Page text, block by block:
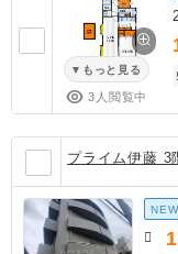
もっと見る
3人閲覧中
プライム伊藤 3
NEW